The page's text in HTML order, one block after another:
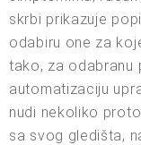
skrbi prikazuje
odabiru one za
tako, za odabranu
automatizaciju
nudi nekoliko
sa svog gledišta,